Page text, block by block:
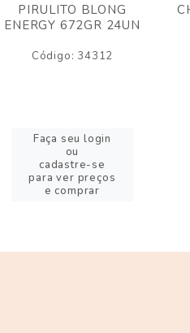
PIRULITO BLONG
ENERGY 672GR 24UN
Código: 34312
Faça seu login
ou
cadastre-se
para ver preços
e comprar